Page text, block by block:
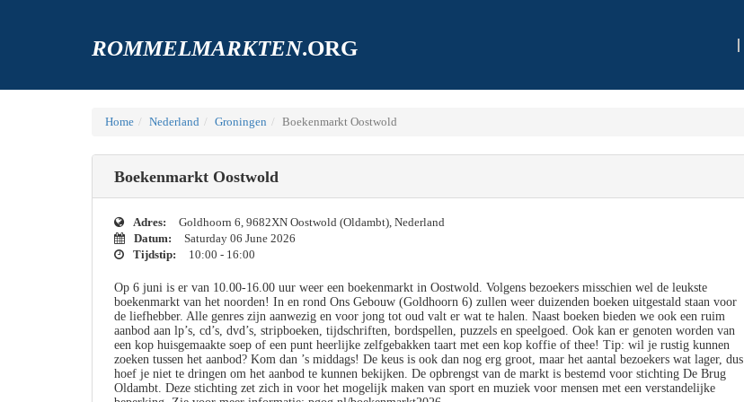
ROMMELMARKTEN.ORG
Home Nederland Groningen Boekenmarkt Oostwold
Boekenmarkt Oostwold
Adres:
Goldhoorn 6, 9682XN Oostwold (Oldambt), Nederland
Datum:
Saturday 06 June 2026
Tijdstip:
10:00 - 16:00
Op 6 juni is er van 10.00-16.00 uur weer een boekenmarkt in Oostwold. Volgens bezoekers misschien wel de leukste
boekenmarkt van het noorden! In en rond Ons Gebouw (Goldhoorn 6) zullen weer duizenden boeken uitgestald staan voor
de liefhebber. Alle genres zijn aanwezig en voor jong tot oud valt er wat te halen. Naast boeken bieden we ook een ruim
aanbod aan lp’s, cd’s, dvd’s, stripboeken, tijdschriften, bordspellen, puzzels en speelgoed. Ook kan er genoten worden van
een kop huisgemaakte soep of een punt heerlijke zelfgebakken taart met een kop koffie of thee! Tip: wil je rustig kunnen
zoeken tussen het aanbod? Kom dan ’s middags! De keus is ook dan nog erg groot, maar het aantal bezoekers wat lager, dus
hoef je niet te dringen om het aanbod te kunnen bekijken. De opbrengst van de markt is bestemd voor stichting De Brug
Oldambt. Deze stichting zet zich in voor het mogelijk maken van sport en muziek voor mensen met een verstandelijke